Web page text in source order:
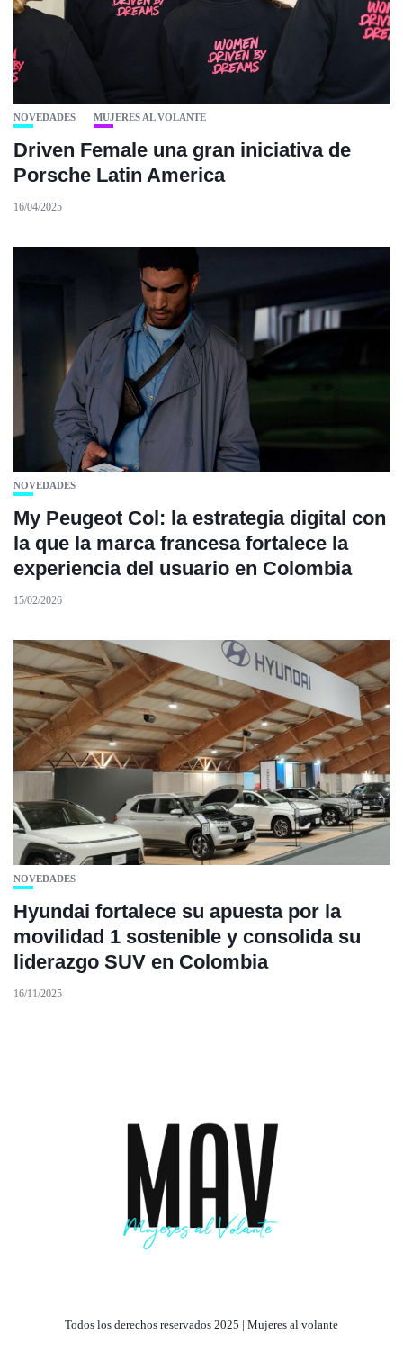
NOVEDADES MUJERES AL VOLANTE
Driven Female una gran iniciativa de
Porsche Latin America
16/04/2025
NOVEDADES
My Peugeot Col: la estrategia digital con
la que la marca francesa fortalece la
experiencia del usuario en Colombia
15/02/2026
NOVEDADES
Hyundai fortalece su apuesta por la
movilidad 1 sostenible y consolida su
liderazgo SUV en Colombia
16/11/2025
Todos los derechos reservados 2025 | Mujeres al volante